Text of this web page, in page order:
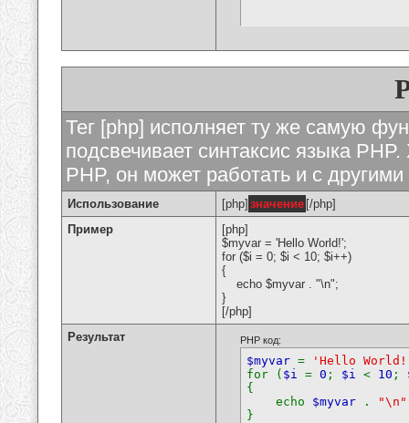
Тег [php] исполняет ту же самую
подсвечивает синтаксис языка
PHP, он может работать и с
Использование [php] значение [/php]
Пример
[php]
$myvar = 'Hello World!';
for ($i = 0; $i < 10; $i++)
{
echo $myvar . "\n";
}
[/php]
Результат
PHP код:
$myvar =
'Hello
for ( $i = 0 ; $i < 10 ;
{
echo $myvar . "\n"
}